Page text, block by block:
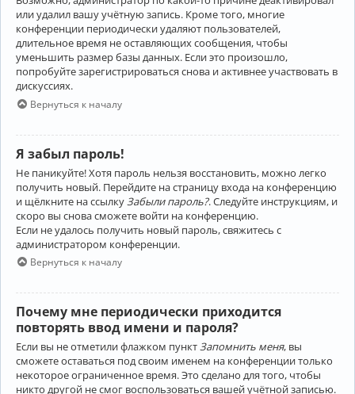
или удалил вашу учётную запись. Кроме того, многие
конференции периодически удаляют пользователей,
длительное время не оставляющих сообщения, чтобы
уменьшить размер базы данных. Если это произошло,
попробуйте зарегистрироваться снова и активнее участвовать в
дискуссиях.
Вернуться к началу
Я забыл пароль!
Не паникуйте! Хотя пароль нельзя восстановить, можно легко
получить новый. Перейдите на страницу входа на конференцию
и щёлкните на ссылку Забыли пароль?. Следуйте инструкциям, и
скоро вы снова сможете войти на конференцию.
Если не удалось получить новый пароль, свяжитесь с
администратором конференции.
Вернуться к началу
Почему мне периодически приходится
повторять ввод имени и пароля?
Если вы не отметили флажком пунктЗапомнить меня, вы
сможете оставаться под своим именем на конференции только
некоторое ограниченное время. Это сделано для того, чтобы
никто другой не смог воспользоваться вашей учётной записью.